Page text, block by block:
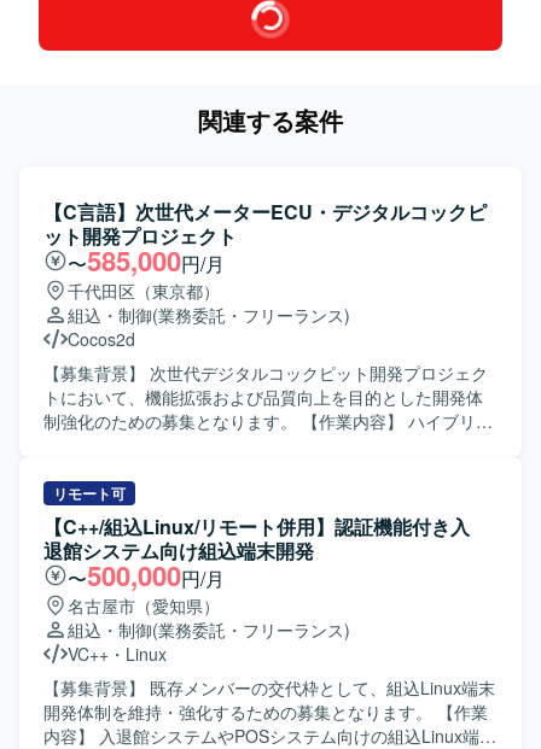
関連する案件
【C言語】次世代メーターECU・デジタルコックピ
ット開発プロジェクト
〜585,000円/月
千代田区（東京都）
組込・制御(業務委託・フリーランス)
Cocos2d
【募集背景】 次世代デジタルコックピット開発プロジェク
トにおいて、機能拡張および品質向上を目的とした開発体
制強化のための募集となります。 【作業内容】 ハイブリッ
デジタルコックピットのHMI領域において、TFT液晶画面へ
のメーター類のグラフィック表示制御、ナビ連携による簡
易地図情報やマルチメディア連携情報の表示制御、入力
IF（ステアリングスイッチ）やスマートデバイス連携機能
の開発などを担当していただきます。また、各工程での品
質担保業務にも携わっていただきます。 【求める人物像】
車載領域や組込み開発に関心を持ち、仕様や制約条件を踏
まえながら粘り強く開発に取り組める方を求めておりま
す。チームメンバーと連携しながら、自ら課題を抽出し改
善提案ができる方にご活躍いただけます。 【ポジションの
魅力】 次世代デジタルコックピットという先進的な領域
リモート可
【C++/組込Linux/リモート併用】認証機能付き入
退館システム向け組込端末開発
〜500,000円/月
名古屋市（愛知県）
組込・制御(業務委託・フリーランス)
VC++ ・ Linux
【募集背景】 既存メンバーの交代枠として、組込Linux端末
開発体制を維持・強化するための募集となります。 【作業
内容】 入退館システムやPOSシステム向けの組込Linux端末